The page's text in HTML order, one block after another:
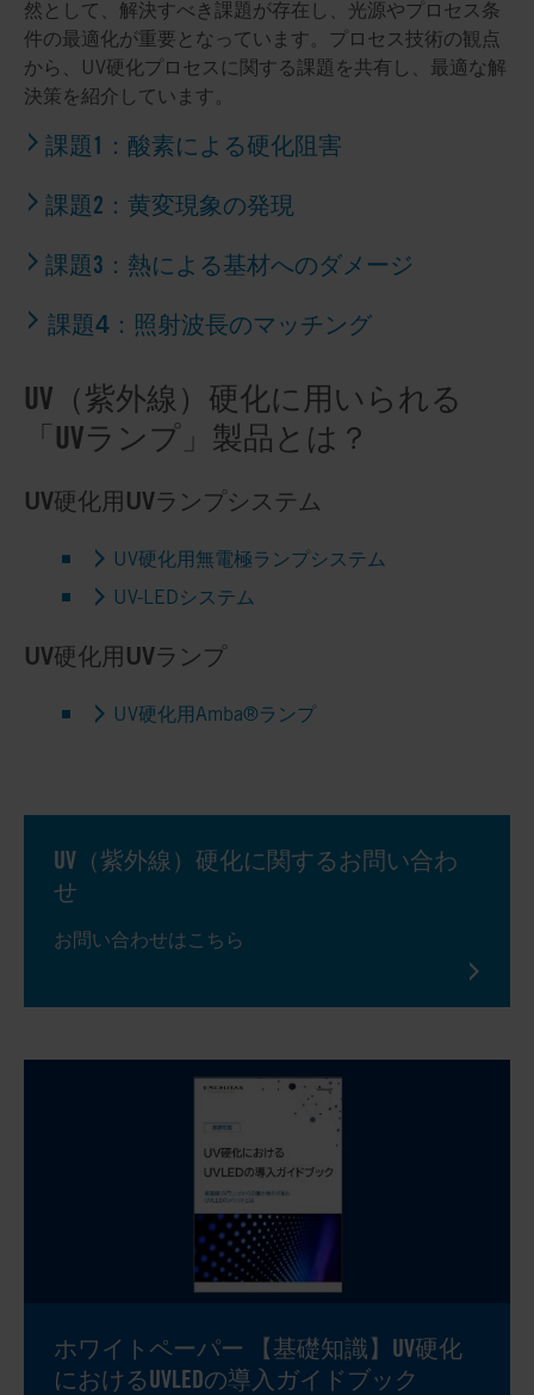
然として、解決すべき課題が存在し、光源やプロセス条
件の最適化が重要となっています。プロセス技術の観点
から、UV硬化プロセスに関する課題を共有し、最適な解
決策を紹介しています。
課題1：酸素による硬化阻害
課題2：黄変現象の発現
課題3：熱による基材へのダメージ
課題4：照射波長のマッチング
UV（紫外線）硬化に用いられる
「UVランプ」製品とは？
UV硬化用UVランプシステム
UV硬化用無電極ランプシステム
UV-LEDシステム
UV硬化用UVランプ
UV硬化用Amba®ランプ
UV（紫外線）硬化に関するお問い合わ
せ
お問い合わせはこちら
ホワイトペーパー 【基礎知識】UV硬化
におけるUVLEDの導入ガイドブック